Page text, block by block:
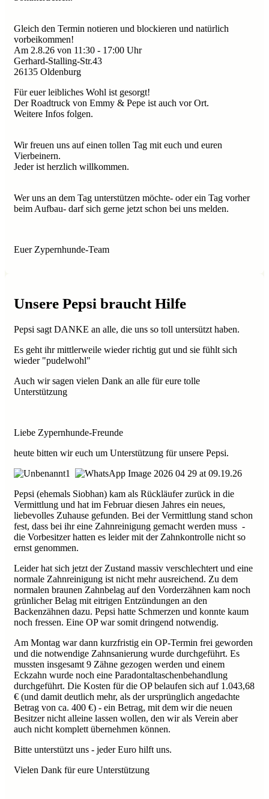
Gleich den Termin notieren und blockieren und natürlich
vorbeikommen!
Am 2.8.26 von 11:30 - 17:00 Uhr
Gerhard-Stalling-Str.43
26135 Oldenburg
Für euer leibliches Wohl ist gesorgt!
Der Roadtruck von Emmy & Pepe ist auch vor Ort.
Weitere Infos folgen.
Wir freuen uns auf einen tollen Tag mit euch und euren
Vierbeinern.
Jeder ist herzlich willkommen.
Wer uns an dem Tag unterstützen möchte- oder ein Tag vorher
beim Aufbau- darf sich gerne jetzt schon bei uns melden.
Euer Zypernhunde-Team
Unsere Pepsi braucht Hilfe
Pepsi sagt DANKE an alle, die uns so toll untersützt haben.
Es geht ihr mittlerweile wieder richtig gut und sie fühlt sich
wieder "pudelwohl"
Auch wir sagen vielen Dank an alle für eure tolle
Unterstützung
Liebe Zypernhunde-Freunde
heute bitten wir euch um Unterstützung für unsere Pepsi.
Pepsi (ehemals Siobhan) kam als Rückläufer zurück in die
Vermittlung und hat im Februar diesen Jahres ein neues,
liebevolles Zuhause gefunden. Bei der Vermittlung stand schon
fest, dass bei ihr eine Zahnreinigung gemacht werden muss -
die Vorbesitzer hatten es leider mit der Zahnkontrolle nicht so
ernst genommen.
Leider hat sich jetzt der Zustand massiv verschlechtert und eine
normale Zahnreinigung ist nicht mehr ausreichend. Zu dem
normalen braunen Zahnbelag auf den Vorderzähnen kam noch
grünlicher Belag mit eitrigen Entzündungen an den
Backenzähnen dazu. Pepsi hatte Schmerzen und konnte kaum
noch fressen. Eine OP war somit dringend notwendig.
Am Montag war dann kurzfristig ein OP-Termin frei geworden
und die notwendige Zahnsanierung wurde durchgeführt. Es
mussten insgesamt 9 Zähne gezogen werden und einem
Eckzahn wurde noch eine Paradontaltaschenbehandlung
durchgeführt. Die Kosten für die OP belaufen sich auf 1.043,68
€ (und damit deutlich mehr, als der ursprünglich angedachte
Betrag von ca. 400 €) - ein Betrag, mit dem wir die neuen
Besitzer nicht alleine lassen wollen, den wir als Verein aber
auch nicht komplett übernehmen können.
Bitte unterstützt uns - jeder Euro hilft uns.
Vielen Dank für eure Unterstützung